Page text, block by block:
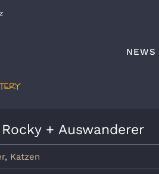
NEWS
+ Auswanderer
, Katzen